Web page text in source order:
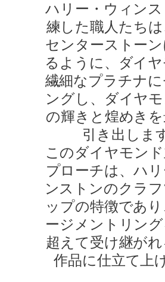
ハリー・ウィン
練した職人たち
センターストー
るように、ダイ
繊細なプラチナ
ングし、ダイヤ
の輝きと煌めき
引き出しま
このダイヤモン
プローチは、ハ
ンストンのクラ
ップの特徴であ
ージメントリン
超えて受け継が
作品に仕立て上